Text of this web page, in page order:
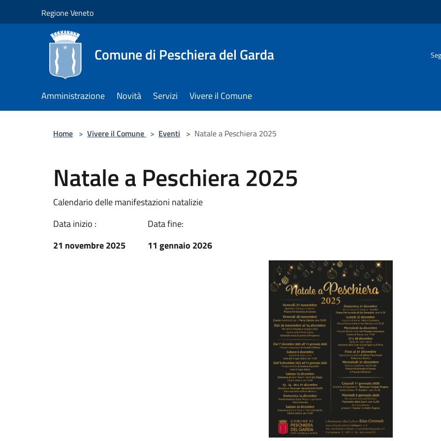
Regione Veneto
Comune di Peschiera del Garda
Amministrazione Novità Servizi Vivere il Comune
Home > Vivere il Comune > Eventi > Natale a Peschiera 2025
Natale a Peschiera 2025
Calendario delle manifestazioni natalizie
Data inizio :
21 novembre 2025
Data fine:
11 gennaio 2026